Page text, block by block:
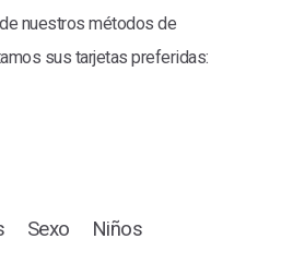
nuestros métodos de
sus tarjetas preferidas:
Sexo
Niños